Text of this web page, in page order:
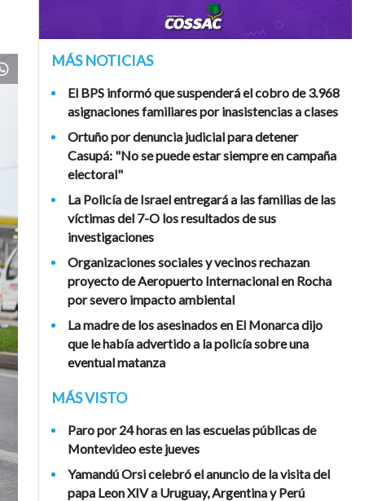
MÁS NOTICIAS
El BPS informó que suspenderá el cobro de 3.968
asignaciones familiares por inasistencias a clases
Ortuño por denuncia judicial para detener
Casupá: "No se puede estar siempre en campaña
electoral"
La Policía de Israel entregará a las familias de las
víctimas del 7-O los resultados de sus
investigaciones
Organizaciones sociales y vecinos rechazan
proyecto de Aeropuerto Internacional en Rocha
por severo impacto ambiental
La madre de los asesinados en El Monarca dijo
que le había advertido a la policía sobre una
eventual matanza
MÁS VISTO
Paro por 24 horas en las escuelas públicas de
Montevideo este jueves
Yamandú Orsi celebró el anuncio de la visita del
papa Leon XIV a Uruguay, Argentina y Perú